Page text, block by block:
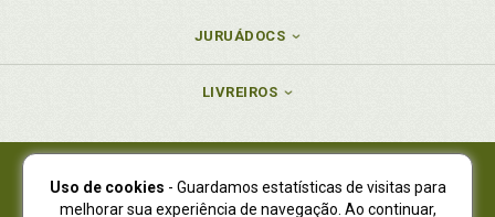
JURUÁDOCS
LIVREIROS
Juruá Editora Ltda., CNPJ 77.535.508/0001-19
Uso de cookies - Guardamos estatísticas de visitas para
melhorar sua experiência de navegação. Ao continuar,